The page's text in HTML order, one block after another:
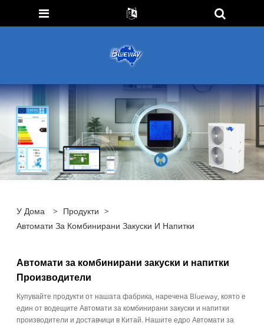
У Дома > Продукти >
Автомати За Комбинирани Закуски И Напитки
Автомати за комбинирани закуски и напитки
Производители
Купувайте продукти от нашата фабрика, наречена Blueway, която е
един от водещите Автомати за комбинирани закуски и напитки
производители и доставчици в Китай. Нашите едро Автомати за